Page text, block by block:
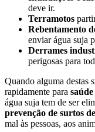
deve ir.
Terramotos
Rebentamento
enviar água suja
Derrames
perigosas para
Quando alguma destas
rapidamente para
água suja tem de ser
prevenção de surtos
mal às pessoas, aos